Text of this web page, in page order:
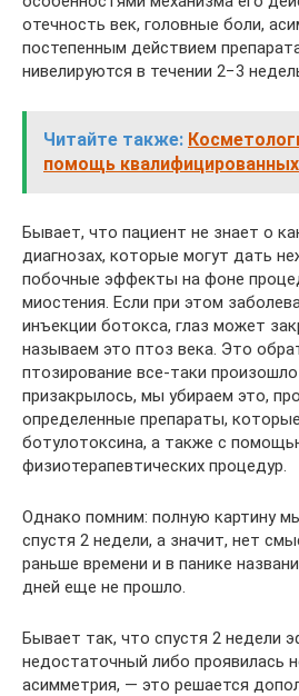
отечность век, головные боли,
постепенным действием
нивелируются в течении 2−3
Читайте также:
помощь
Бывает, что пациент не знает о
диагнозах, которые могут дать
побочные эффекты на фоне
миостения. Если при этом
инъекции ботокса, глаз может
называем это птоз века. Это
птозирование все-таки
призакрылось, мы убираем это,
определенные препараты,
ботулотоксина, а также с
физиотерапевтических процедур.
Однако помним: полную картину
спустя 2 недели, а значит, нет
раньше времени и в панике
дней еще не прошло.
Бывает так, что спустя 2 недели
недостаточный либо проявилась
асимметрия, — это решается